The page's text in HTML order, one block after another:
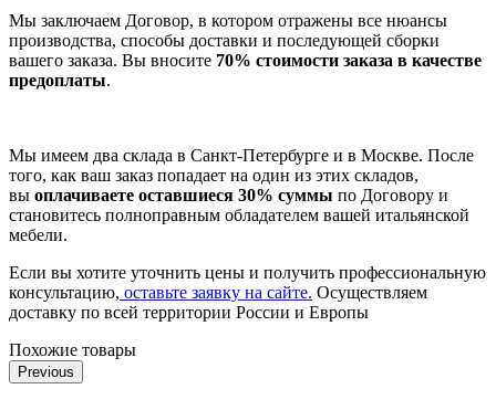
Мы заключаем Договор, в котором отражены все нюансы
производства, способы доставки и последующей сборки
вашего заказа. Вы вносите 70% стоимости заказа в качестве
предоплаты.
Мы имеем два склада в Санкт-Петербурге и в Москве. После
того, как ваш заказ попадает на один из этих складов,
вы оплачиваете оставшиеся 30% суммы по Договору и
становитесь полноправным обладателем вашей итальянской
мебели.
Если вы хотите уточнить цены и получить профессиональную
консультацию, оставьте заявку на сайте. Осуществляем
доставку по всей территории России и Европы
Похожие товары
Previous